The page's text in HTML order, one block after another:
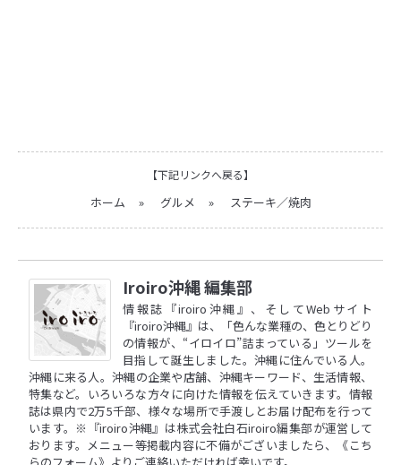
【下記リンクへ戻る】
ホーム » グルメ » ステーキ／焼肉
Iroiro沖縄 編集部
情報誌『iroiro沖縄』、そしてWebサイト
『iroiro沖縄』は、「色んな業種の、色とりどり
の情報が、“イロイロ”詰まっている」ツールを
目指して誕生しました。沖縄に住んでいる人。
沖縄に来る人。沖縄の企業や店舗、沖縄キーワード、生活情報、
特集など。いろいろな方々に向けた情報を伝えていきます。情報
誌は県内で2万5千部、様々な場所で手渡しとお届け配布を行って
います。※『iroiro沖縄』は株式会社白石iroiro編集部が運営して
おります。メニュー等掲載内容に不備がございましたら、
《こち
らのフォーム》 よりご連絡いただければ幸いです。